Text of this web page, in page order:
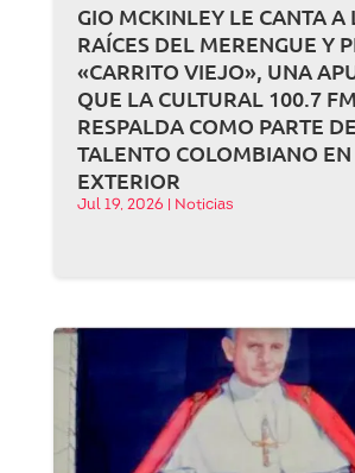
GIO MCKINLEY LE CANTA A
RAÍCES DEL MERENGUE Y
«CARRITO VIEJO», UNA
QUE LA CULTURAL 100.7 FM
RESPALDA COMO PARTE
TALENTO COLOMBIANO
EXTERIOR
Jul 19, 2026 Noticias